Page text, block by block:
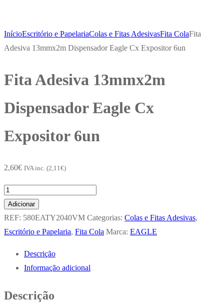
InícioEscritório e PapelariaColas e Fitas AdesivasFita ColaFita
Adesiva 13mmx2m Dispensador Eagle Cx Expositor 6un
Fita Adesiva 13mmx2m
Dispensador Eagle Cx
Expositor 6un
2,60€ IVA inc. (2,11 €)
Quantidade
de
Fita
Adesiva
Dispensador
Expositor
Adicionar
REF: 580EATY2040VM Categorias: Colas e Fitas Adesivas,
Escritório e Papelaria, Fita Cola Marca: EAGLE
Descrição
Informação adicional
Descrição